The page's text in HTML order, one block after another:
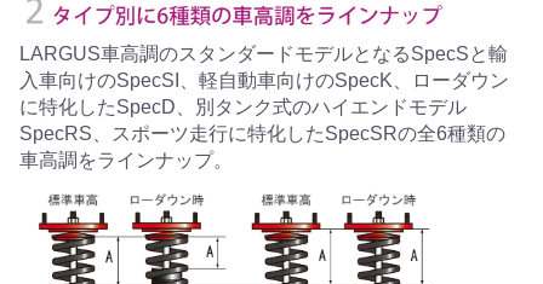
LARGUS車高調のスタンダードモデルとなるSpecSと輸
入車向けのSpecSI、軽自動車向けのSpecK、ローダウン
に特化したSpecD、別タンク式のハイエンドモデル
SpecRS、スポーツ走行に特化したSpecSRの全6種類の
車高調をラインナップ。